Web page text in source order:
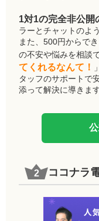
1対1の完全非公開
ラーとチャットのよ
また、500円からで
の不安や悩みを相談
てくれるなんて！
タッフのサポートで
添って解決に導きます
ココナラ